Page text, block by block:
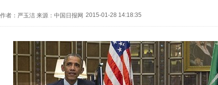
作者：严玉洁 来源：中国日报网 2015-01-28 14:18:35